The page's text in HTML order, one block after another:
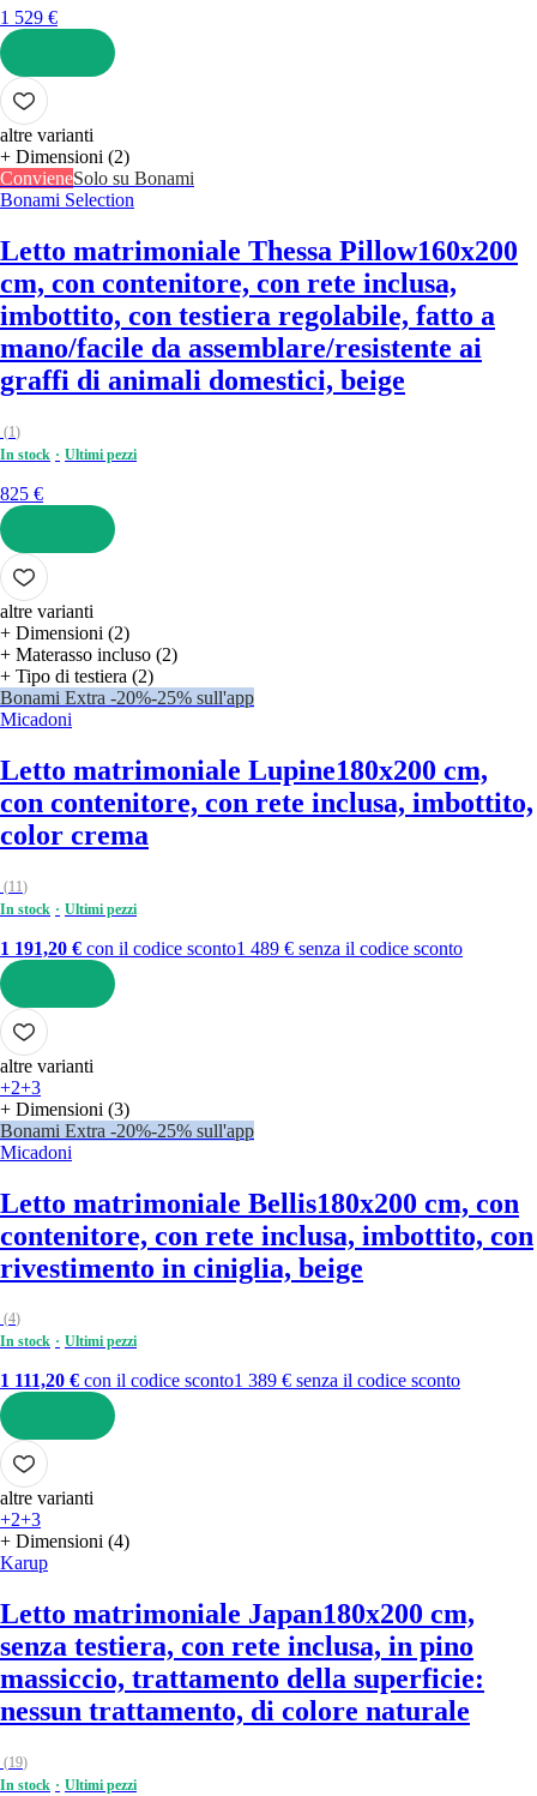
1 529 €
AGGIUNGI
altre varianti
+ Dimensioni (2)
ConvieneSolo su Bonami
Bonami Selection
Letto matrimoniale Thessa Pillow160x200
cm, con contenitore, con rete inclusa,
imbottito, con testiera regolabile, fatto a
mano/facile da assemblare/resistente ai
graffi di animali domestici, beige
(1)
In stock
Ultimi pezzi
825 €
AGGIUNGI
altre varianti
+ Dimensioni (2)
+ Materasso incluso (2)
+ Tipo di testiera (2)
Bonami Extra -20%-25% sull'app
Micadoni
Letto matrimoniale Lupine180x200 cm,
con contenitore, con rete inclusa, imbottito,
color crema
(11)
In stock
Ultimi pezzi
1 191,20 € con il codice sconto1 489 € senza il codice sconto
AGGIUNGI
altre varianti
+2+3
+ Dimensioni (3)
Bonami Extra -20%-25% sull'app
Micadoni
Letto matrimoniale Bellis180x200 cm, con
contenitore, con rete inclusa, imbottito, con
rivestimento in ciniglia, beige
(4)
In stock
Ultimi pezzi
1 111,20 € con il codice sconto1 389 € senza il codice sconto
AGGIUNGI
altre varianti
+2+3
+ Dimensioni (4)
Karup
Letto matrimoniale Japan180x200 cm,
senza testiera, con rete inclusa, in pino
massiccio, trattamento della superficie:
nessun trattamento, di colore naturale
(19)
In stock
Ultimi pezzi